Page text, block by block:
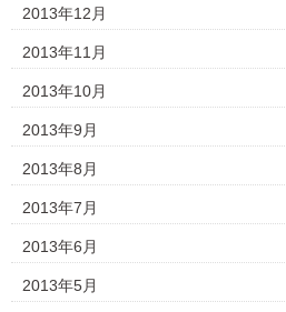
2013年12月
2013年11月
2013年10月
2013年9月
2013年8月
2013年7月
2013年6月
2013年5月